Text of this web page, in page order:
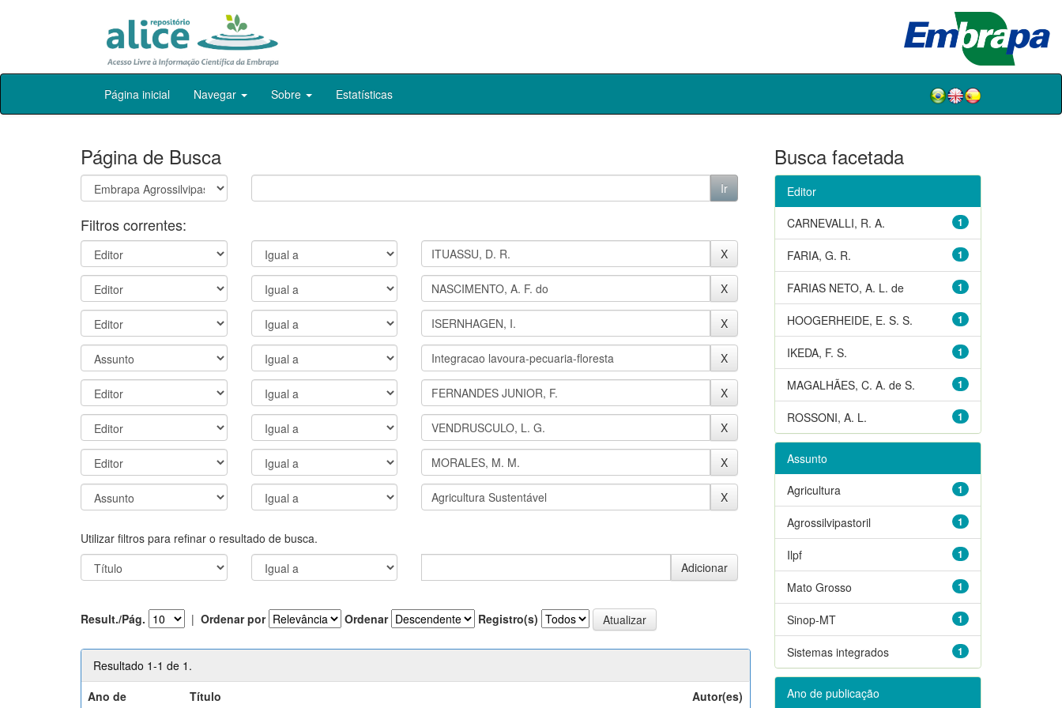
Skip
Página inicial Navegar Sobre Estatísticas
Página de Busca
Filtros correntes:
Utilizar filtros para refinar o resultado de busca.
Result./Pág. | Ordenar por Ordenar Registro(s)
Resultado 1-1 de 1.
Ano de
Título Autor(es)
Busca facetada
Editor
1
CARNEVALLI, R. A.
1
FARIA, G. R.
1
FARIAS NETO, A. L. de
1
HOOGERHEIDE, E. S. S.
1
IKEDA, F. S.
1
MAGALHÃES, C. A. de S.
1
ROSSONI, A. L.
Assunto
1
Agricultura
1
Agrossilvipastoril
1
Ilpf
1
Mato Grosso
1
Sinop-MT
1
Sistemas integrados
Ano de publicação